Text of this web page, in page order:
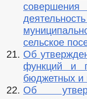
сельское
Об
функций и
бюджетных и
Об